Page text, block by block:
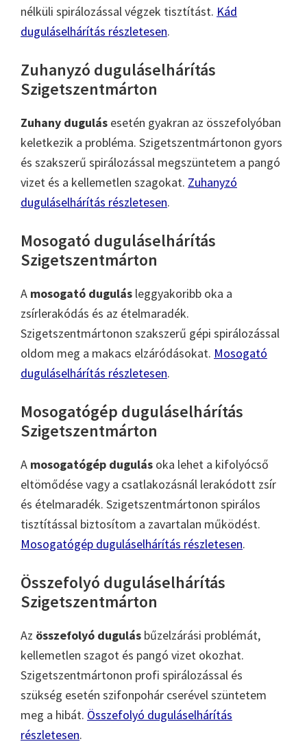
nélküli spirálozással végzek tisztítást. Kád
duguláselhárítás részletesen.
Zuhanyzó duguláselhárítás
Szigetszentmárton
Zuhany dugulás esetén gyakran az összefolyóban
keletkezik a probléma. Szigetszentmártonon gyors
és szakszerű spirálozással megszüntetem a pangó
vizet és a kellemetlen szagokat. Zuhanyzó
duguláselhárítás részletesen.
Mosogató duguláselhárítás
Szigetszentmárton
A mosogató dugulás leggyakoribb oka a
zsírlerakódás és az ételmaradék.
Szigetszentmártonon szakszerű gépi spirálozással
oldom meg a makacs elzáródásokat. Mosogató
duguláselhárítás részletesen.
Mosogatógép duguláselhárítás
Szigetszentmárton
A mosogatógép dugulás oka lehet a kifolyócső
eltömődése vagy a csatlakozásnál lerakódott zsír
és ételmaradék. Szigetszentmártonon spirálos
tisztítással biztosítom a zavartalan működést.
Mosogatógép duguláselhárítás részletesen.
Összefolyó duguláselhárítás
Szigetszentmárton
Az összefolyó dugulás bűzelzárási problémát,
kellemetlen szagot és pangó vizet okozhat.
Szigetszentmártonon profi spirálozással és
szükség esetén szifonpohár cserével szüntetem
meg a hibát. Összefolyó duguláselhárítás
részletesen.